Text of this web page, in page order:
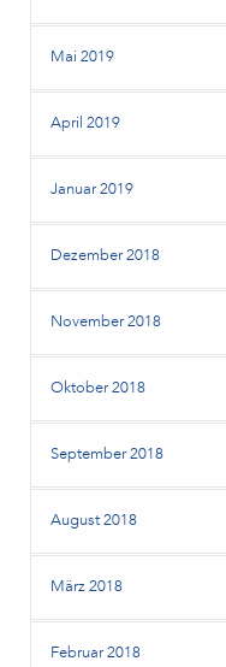
Mai 2019
April 2019
Januar 2019
Dezember 2018
November 2018
Oktober 2018
September 2018
August 2018
März 2018
Februar 2018